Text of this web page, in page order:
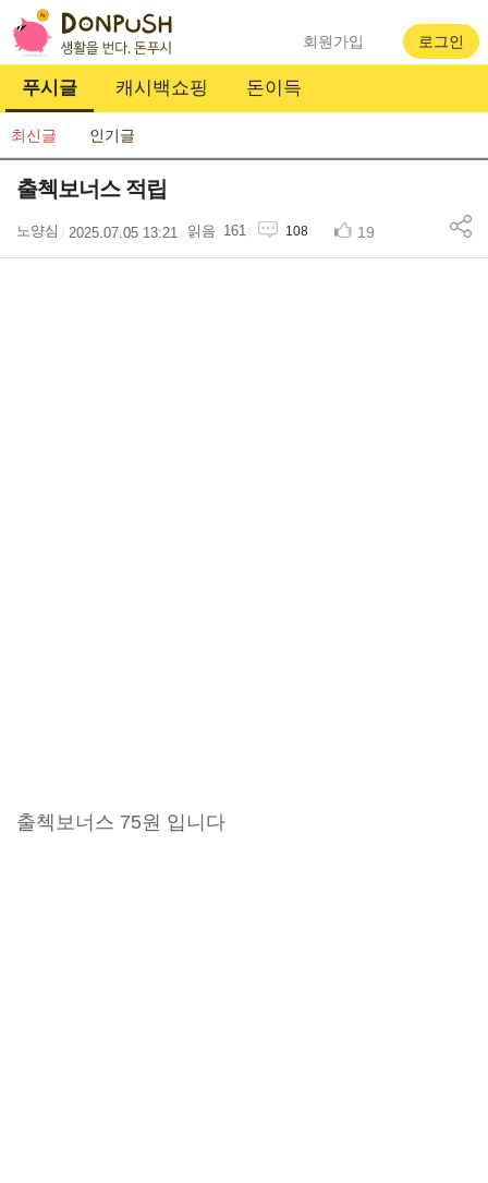
푸시글 캐시백쇼핑 돈이득
회원가입 로그인
최신글 인기글
출첵보너스 적립
노양심 2025.07.05 13:21 161 108 19
출첵보너스 75원 입니다